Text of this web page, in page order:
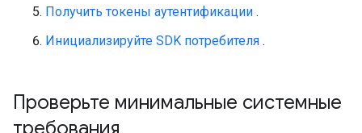
Получить токены аутентификации .
Инициализируйте SDK потребителя .
Проверьте минимальные системные
требования